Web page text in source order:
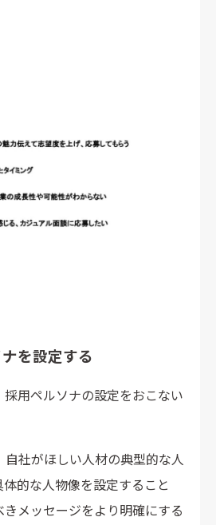
を設定する
採用ペルソナの設定をおこない
社がほしい人材の典型的な人
的な人物像を設定すること
メッセージをより明確にする